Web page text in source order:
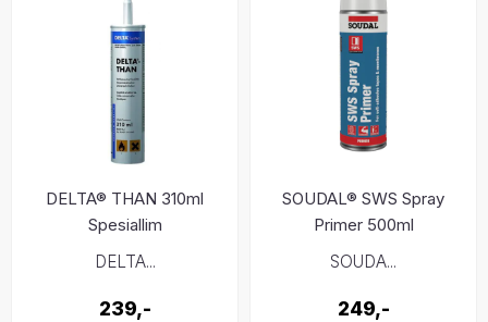
DELTA® THAN 310ml
Spesiallim
DELTA...
239,-
SOUDAL® SWS Spray
Primer 500ml
SOUDA...
249,-